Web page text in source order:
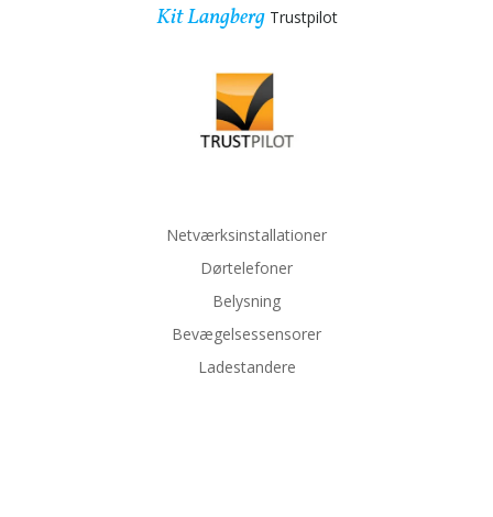
Kit LangbergTrustpilot
Netværksinstallationer
Dørtelefoner
Belysning
Bevægelsessensorer
Ladestandere